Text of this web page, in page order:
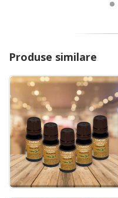
Produse similare